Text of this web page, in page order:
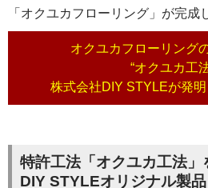
「オクユカフローリング」が完成
オクユカフローリング
“オクユカ工
株式会社DIY STYLEが発
特許工法「オクユカ工法」
DIY STYLEオリジナル製品